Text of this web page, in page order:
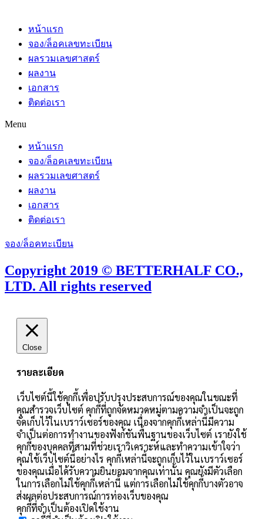
หน้าแรก
จอง/ล็อคเลขทะเบียน
ผลรวมเลขศาสตร์
ผลงาน
เอกสาร
ติดต่อเรา
Menu
หน้าแรก
จอง/ล็อคเลขทะเบียน
ผลรวมเลขศาสตร์
ผลงาน
เอกสาร
ติดต่อเรา
จอง/ล็อคทะเบียน
Copyright 2019 © BETTERHALF CO.,
LTD. All rights reserved
Close
รายละเอียด
เว็บไซต์นี้ใช้คุกกี้เพื่อปรับปรุงประสบการณ์ของคุณในขณะที่
คุณสำรวจเว็บไซต์ คุกกี้ที่ถูกจัดหมวดหมู่ตามความจำเป็นจะถูก
จัดเก็บไว้ในเบราว์เซอร์ของคุณ เนื่องจากคุกกี้เหล่านี้มีความ
จำเป็นต่อการทำงานของฟังก์ชันพื้นฐานของเว็บไซต์ เรายังใช้
คุกกี้ของบุคคลที่สามที่ช่วยเราวิเคราะห์และทำความเข้าใจว่า
คุณใช้เว็บไซต์นี้อย่างไร คุกกี้เหล่านี้จะถูกเก็บไว้ในเบราว์เซอร์
ของคุณเมื่อได้รับความยินยอมจากคุณเท่านั้น คุณยังมีตัวเลือก
ในการเลือกไม่ใช้คุกกี้เหล่านี้ แต่การเลือกไม่ใช้คุกกี้บางตัวอาจ
ส่งผลต่อประสบการณ์การท่องเว็บของคุณ
คุกกี้ที่จำเป็นต้องเปิดใช้งาน